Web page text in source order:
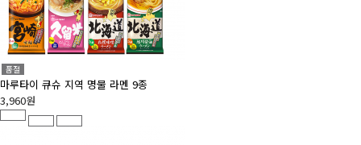
품절
마루타이 큐슈 지역 명물 라멘 9종
3,960원